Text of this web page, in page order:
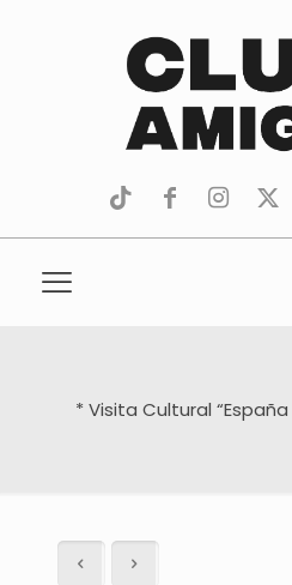
tiktokfacebook
* Visita Cultural